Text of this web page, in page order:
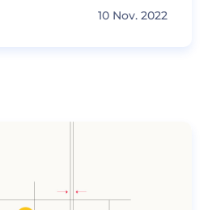
10 Nov. 2022